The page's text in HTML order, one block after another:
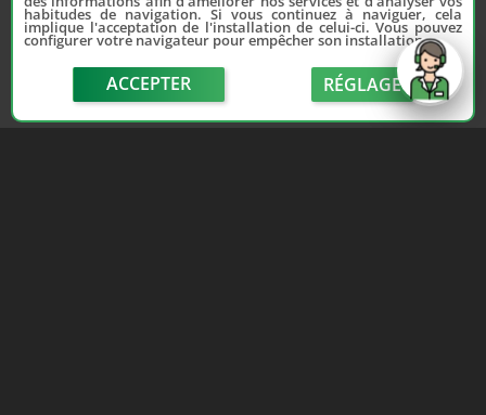
habitudes de navigation. Si vous continuez à naviguer, cela
implique l'acceptation de l'installation de celui-ci. Vous pouvez
configurer votre navigateur pour empêcher son installation.
ACCEPTER RÉGLAGE